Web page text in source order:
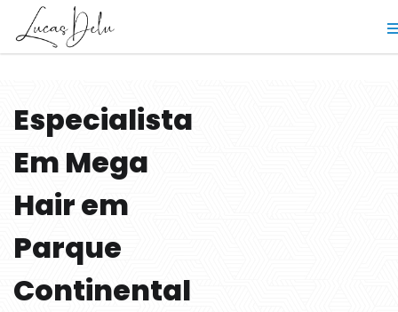
Especialista
Em Mega
Hair em
Parque
Continental